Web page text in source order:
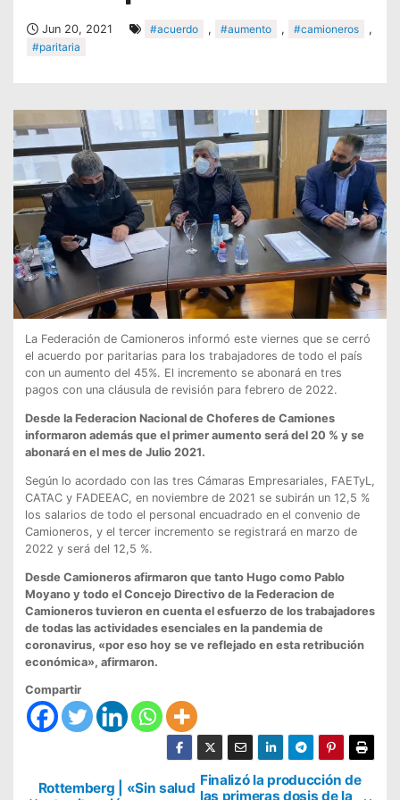
Jun 20, 2021 #acuerdo , #aumento , #camioneros
,
#paritaria
La Federación de Camioneros informó este viernes que se cerró
el acuerdo por paritarias para los trabajadores de todo el país
con un aumento del 45%. El incremento se abonará en tres
pagos con una cláusula de revisión para febrero de 2022.
Desde la Federacion Nacional de Choferes de Camiones
informaron además que el primer aumento será del 20 % y se
abonará en el mes de Julio 2021.
Según lo acordado con las tres Cámaras Empresariales, FAETyL,
CATAC y FADEEAC, en noviembre de 2021 se subirán un 12,5 %
los salarios de todo el personal encuadrado en el convenio de
Camioneros, y el tercer incremento se registrará en marzo de
2022 y será del 12,5 %.
Desde Camioneros afirmaron que tanto Hugo como Pablo
Moyano y todo el Concejo Directivo de la Federacion de
Camioneros tuvieron en cuenta el esfuerzo de los trabajadores
de todas las actividades esenciales en la pandemia de
coronavirus, «por eso hoy se ve reflejado en esta retribución
económica», afirmaron.
Compartir
N
Finalizó la producción de
las primeras dosis de la
Rottemberg | «Sin salud